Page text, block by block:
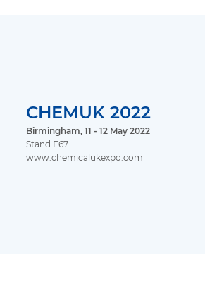
CHEMUK 2022
Birmingham, 11 - 12 May 2022
Stand F67
www.chemicalukexpo.com